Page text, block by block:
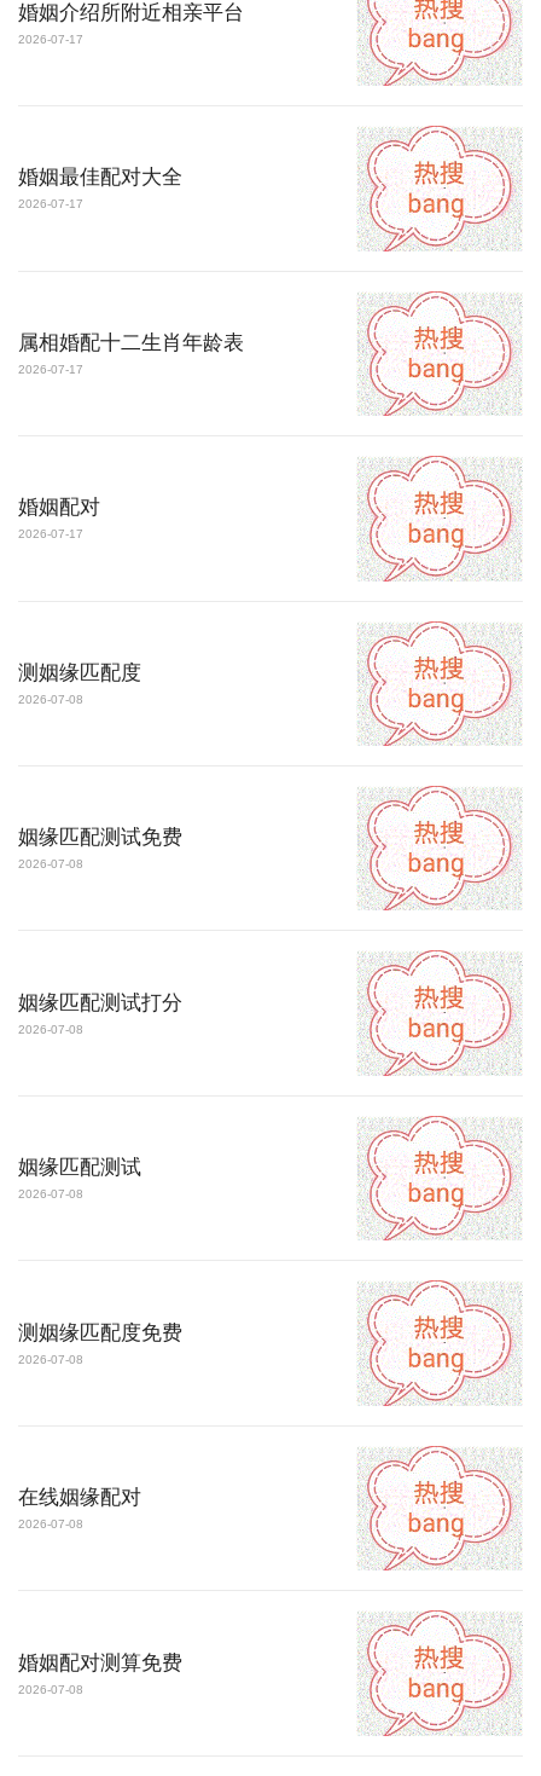
婚姻介绍所附近相亲平台
2026-07-17
婚姻最佳配对大全
2026-07-17
属相婚配十二生肖年龄表
2026-07-17
婚姻配对
2026-07-17
测姻缘匹配度
2026-07-08
姻缘匹配测试免费
2026-07-08
姻缘匹配测试打分
2026-07-08
姻缘匹配测试
2026-07-08
测姻缘匹配度免费
2026-07-08
在线姻缘配对
2026-07-08
婚姻配对测算免费
2026-07-08